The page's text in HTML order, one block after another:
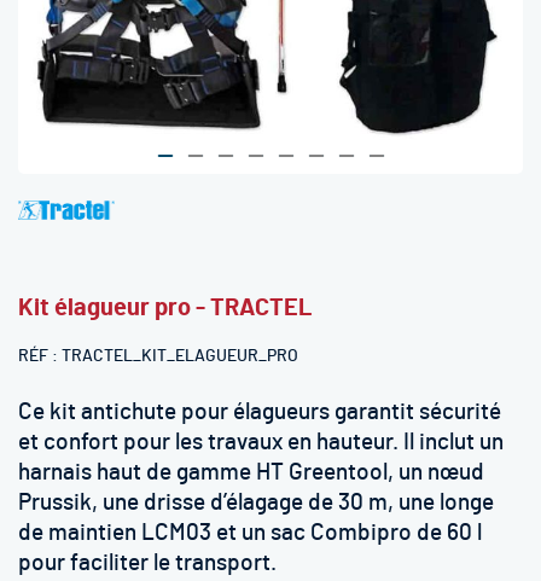
Kit élagueur pro - TRACTEL
RÉF TRACTEL_KIT_ELAGUEUR_PRO
Ce kit antichute pour élagueurs garantit sécurité
et confort pour les travaux en hauteur. Il inclut un
harnais haut de gamme HT Greentool, un nœud
Prussik, une drisse d’élagage de 30 m, une longe
de maintien LCM03 et un sac Combipro de 60 l
pour faciliter le transport.
Skip
of
the
images